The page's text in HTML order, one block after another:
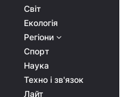
Світ
Екологія
Регіони
Спорт
Наука
Техно і зв'язок
Лайт